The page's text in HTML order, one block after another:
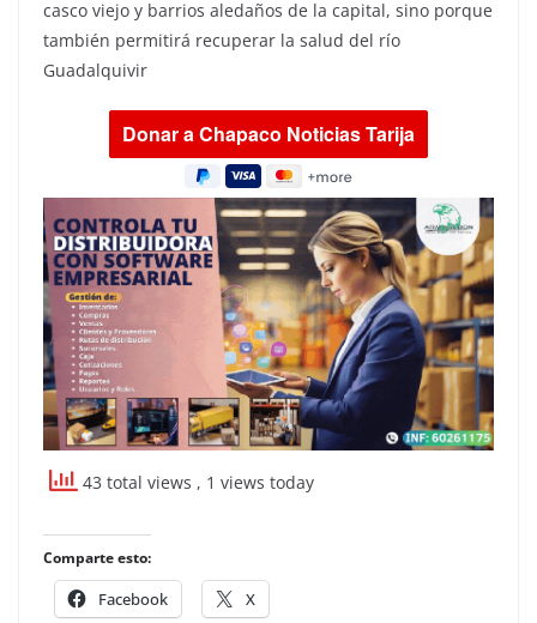
casco viejo y barrios aledaños de la capital, sino porque
también permitirá recuperar la salud del río
Guadalquivir
43 total views , 1 views today
Comparte esto:
Facebook X